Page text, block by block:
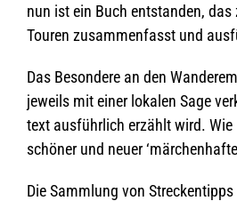
nun ist ein Buch ent­stan­den,
Tou­ren zusam­men­fasst und
Das Beson­dere an den
jeweils mit einer loka­len Sage
text aus­führ­lich erzählt wird.
schö­ner und neuer
Die Samm­lung von